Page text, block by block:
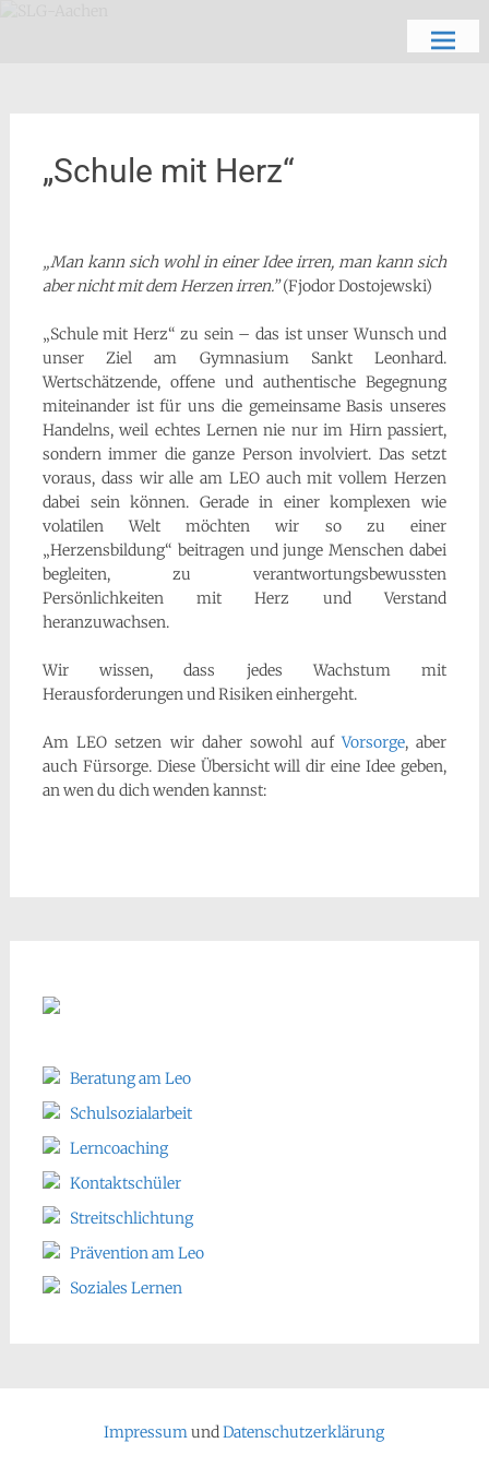
„Schule mit Herz“
„Man kann sich wohl in einer Idee irren, man kann sich
aber nicht mit dem Herzen irren.”(Fjodor Dostojewski)
„Schule mit Herz“ zu sein – das ist unser Wunsch und
unser Ziel am Gymnasium Sankt Leonhard.
Wertschätzende, offene und authentische Begegnung
miteinander ist für uns die gemeinsame Basis unseres
Handelns, weil echtes Lernen nie nur im Hirn passiert,
sondern immer die ganze Person involviert. Das setzt
voraus, dass wir alle am LEO auch mit vollem Herzen
dabei sein können. Gerade in einer komplexen wie
volatilen Welt möchten wir so zu einer
„Herzensbildung“ beitragen und junge Menschen dabei
begleiten, zu verantwortungsbewussten
Persönlichkeiten mit Herz und Verstand
heranzuwachsen.
Wir wissen, dass jedes Wachstum mit
Herausforderungen und Risiken einhergeht.
Am LEO setzen wir daher sowohl aufVorsorge, aber
auch Fürsorge. Diese Übersicht will dir eine Idee geben,
an wen du dich wenden kannst:
Beratung am Leo
Schulsozialarbeit
Lerncoaching
Kontaktschüler
Streitschlichtung
Prävention am Leo
Soziales Lernen
ImpressumundDatenschutzerklärung